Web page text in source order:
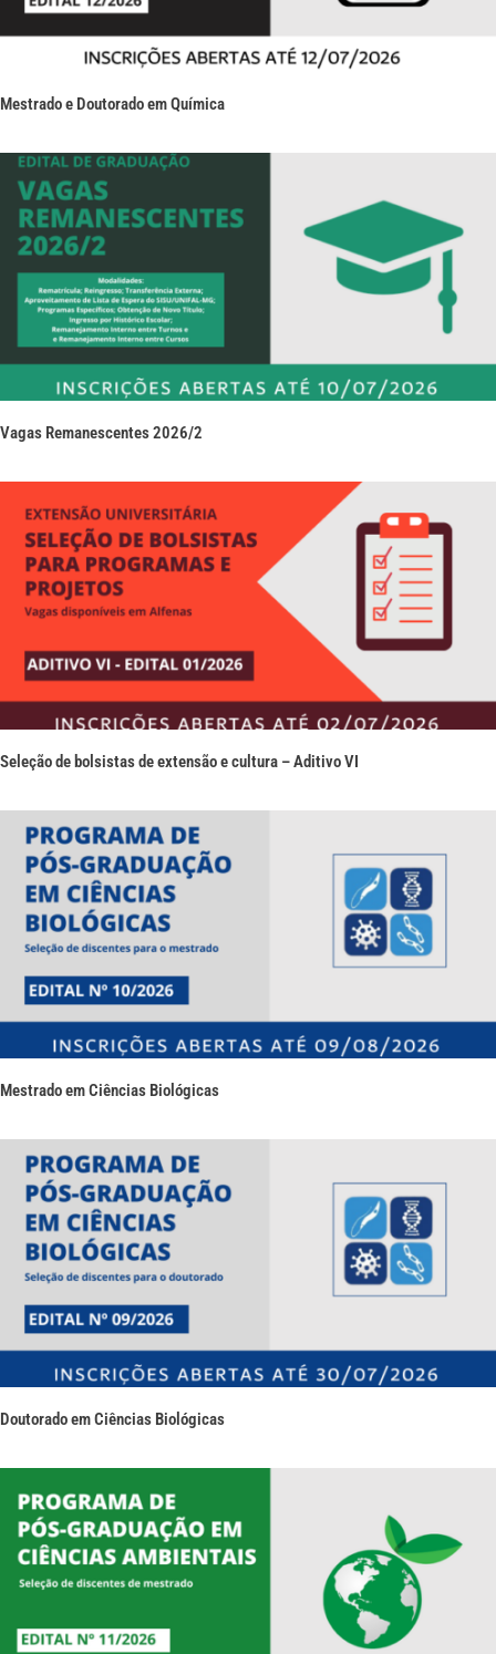
Mestrado e Doutorado em Química
Vagas Remanescentes 2026/2
Seleção de bolsistas de extensão e cultura – Aditivo VI
Mestrado em Ciências Biológicas
Doutorado em Ciências Biológicas